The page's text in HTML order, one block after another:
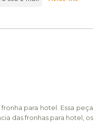
para hotel. Essa peça
das fronhas para hotel, os